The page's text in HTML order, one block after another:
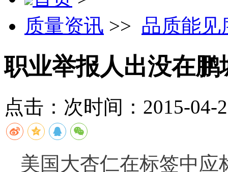
质量资讯 >> 品质能见
职业举报人出没在鹏
点击： 次时间：2015-04-
美国大杏仁在标签中应